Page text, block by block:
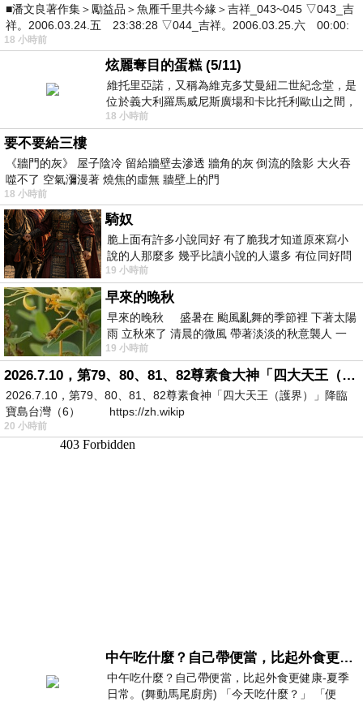
■潘文良著作集＞勵益品＞魚雁千里共今緣＞吉祥_043~045 ▽043_吉
祥。2006.03.24.五 23:38:28 ▽044_吉祥。2006.03.25.六 00:00:
18 小時前
炫麗奪目的蛋糕 (5/11)
維托里亞諾，又稱為維克多艾曼紐二世紀念堂，是
位於義大利羅馬威尼斯廣場和卡比托利歐山之間，
用以紀念統一義大利統一後的的第一位國
18 小時前
要不要給三樓
《牆門的灰》 屋子陰冷 留給牆壁去滲透 牆角的灰 倒流的陰影 大火吞
噬不了 空氣瀰漫著 燒焦的虛無 牆壁上的門
18 小時前
騎奴
脆上面有許多小說同好 有了脆我才知道原來寫小
說的人那麼多 幾乎比讀小說的人還多 有位同好問
了一個問題 她說為什麼高中文學獎的
19 小時前
早來的晚秋
早來的晚秋 盛暑在 颱風亂舞的季節裡 下著太陽
雨 立秋來了 清晨的微風 帶著淡淡的秋意襲人 一
下子 又被赤
19 小時前
2026.7.10，第79、80、81、82尊素食大神「四大天王（護界）」降臨寶島台灣（6）
2026.7.10，第79、80、81、82尊素食神「四大天王（護界）」降臨
寶島台灣（6） https://zh.wikip
20 小時前
中午吃什麼？自己帶便當，比起外食更健康-夏季日常。(舞動馬尾廚房)
中午吃什麼？自己帶便當，比起外食更健康-夏季
日常。(舞動馬尾廚房) 「今天吃什麼？」 「便